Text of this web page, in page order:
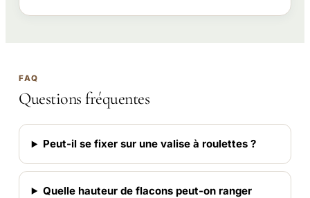
FAQ
Questions fréquentes
Peut-il se fixer sur une valise à roulettes ?
Quelle hauteur de flacons peut-on ranger